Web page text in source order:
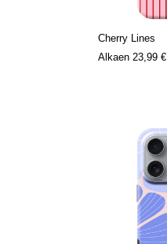
Cherry Lines
Alkaen 23,99 €